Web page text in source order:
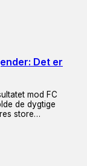
Det er
mod FC
de dygtige
store…